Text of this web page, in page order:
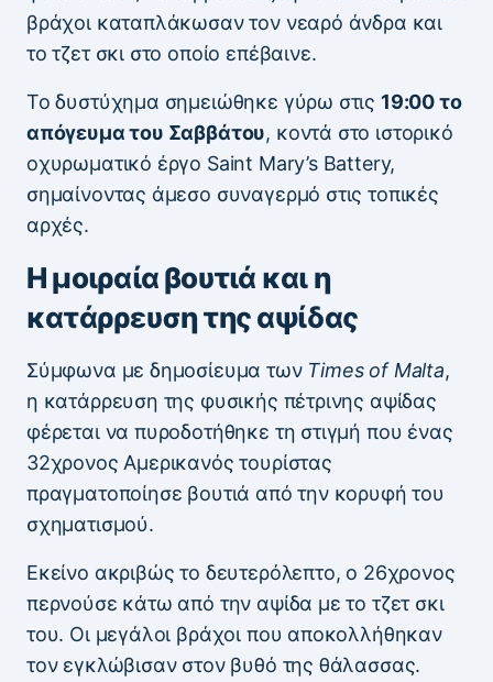
βράχοι καταπλάκωσαν τον νεαρό άνδρα και
το τζετ σκι στο οποίο επέβαινε.
Το δυστύχημα σημειώθηκε γύρω στις 19:00 το
απόγευμα του Σαββάτου, κοντά στο ιστορικό
οχυρωματικό έργο Saint Mary’s Battery,
σημαίνοντας άμεσο συναγερμό στις τοπικές
αρχές.
Η μοιραία βουτιά και η
κατάρρευση της αψίδας
Σύμφωνα με δημοσίευμα των Times of Malta,
η κατάρρευση της φυσικής πέτρινης αψίδας
φέρεται να πυροδοτήθηκε τη στιγμή που ένας
32χρονος Αμερικανός τουρίστας
πραγματοποίησε βουτιά από την κορυφή του
σχηματισμού.
Εκείνο ακριβώς το δευτερόλεπτο, ο 26χρονος
περνούσε κάτω από την αψίδα με το τζετ σκι
του. Οι μεγάλοι βράχοι που αποκολλήθηκαν
τον εγκλώβισαν στον βυθό της θάλασσας.